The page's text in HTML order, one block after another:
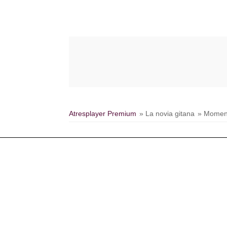
Atresplayer Premium » La novia gitana »